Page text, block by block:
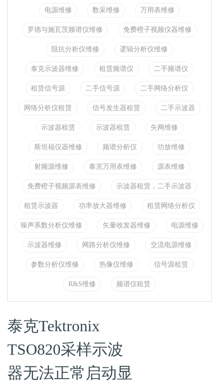
电源维修 数采维修 万用表维修
罗德与施瓦茨频谱仪维修 免费橙子视频仪器维修
阻抗分析仪维修 逻辑分析仪维修
泰克示波器维修 租赁频谱仪 二手频谱仪
租赁信号源 二手信号源 二手网络分析仪
网络分析仪租赁 信号发生器租赁 二手示波器
示波器租赁 示波器租赁 矢网维修
斯坦福仪器维修 频谱分析仪 功放维修
射频源维修 泰克万用表维修 源表维修
免费橙子视频源表维修 示波器租赁，二手示波器
租赁示波器 功率放大器维修 租赁网络分析仪
噪声系数分析仪维修 矢量收发器维修 电源维修
示波器维修 网路分析仪维修 交流电源维修
参数分析仪维修 热像仪维修 信号源租赁
R&S维修 频谱仪租赁
泰克Tektronix
TSO820采样示波
器无法正常启动显